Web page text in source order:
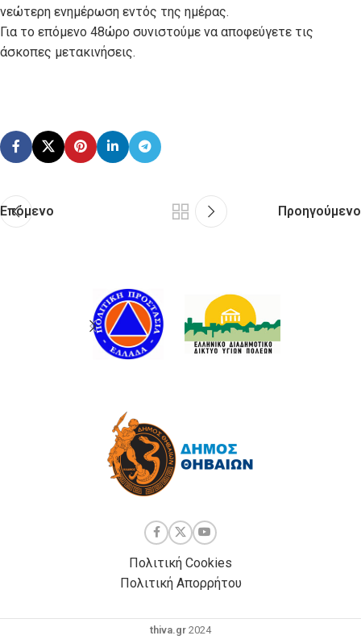
νεώτερη ενημέρωση εντός της ημέρας.
Για το επόμενο 48ώρο συνιστούμε να αποφεύγετε τις
άσκοπες μετακινήσεις.
Επόμενο Προηγούμενο
Πολιτική Cookies
Πολιτική Απορρήτου
thiva.gr 2024